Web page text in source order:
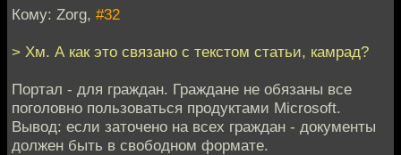
Кому: Zorg, #32
> Хм. А как это связано с текстом статьи, камрад?
Портал - для граждан. Граждане не обязаны все
поголовно пользоваться продуктами Microsoft.
Вывод: если заточено на всех граждан - документы
должен быть в свободном формате.